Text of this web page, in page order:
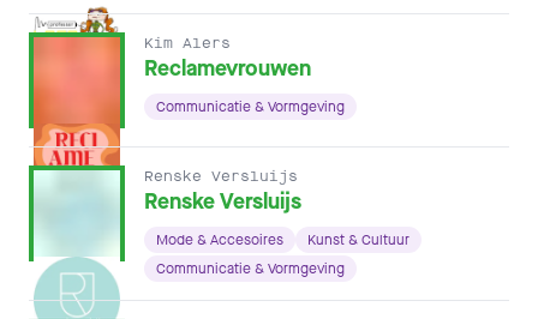
Kim Alers
Reclamevrouwen
Communicatie & Vormgeving
Renske Versluijs
Renske Versluijs
Mode & Accesoires
Kunst & Cultuur
Communicatie & Vormgeving